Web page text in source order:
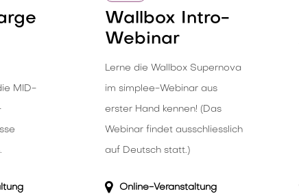
MID-
Wallbox Intro-
Webinar
Lerne die Wallbox Supernova
im simplee-Webinar aus
erster Hand kennen! (Das
Webinar findet ausschliesslich
auf Deutsch statt.)
Online-Veranstaltung